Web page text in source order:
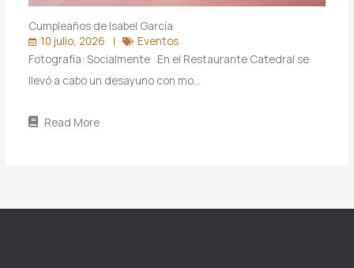
Cumpleaños de Isabel García
10 julio, 2026
Eventos
Fotografía: Socialmente En el Restaurante Catedral se
llevó a cabo un desayuno con mo…
Read More